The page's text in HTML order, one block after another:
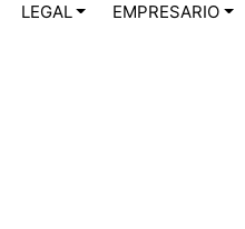
LEGAL EMPRESARIO